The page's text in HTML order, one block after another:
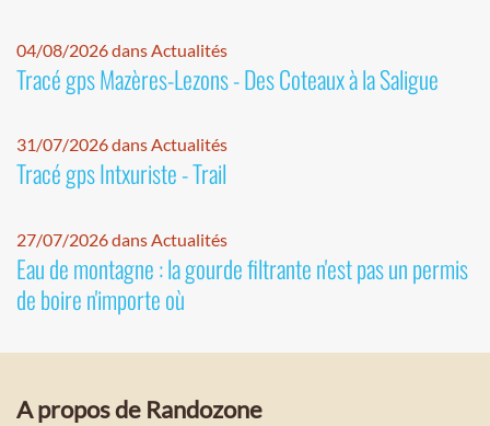
04/08/2026 dans Actualités
Tracé gps Mazères-Lezons - Des Coteaux à la Saligue
31/07/2026 dans Actualités
Tracé gps Intxuriste - Trail
27/07/2026 dans Actualités
Eau de montagne : la gourde filtrante n'est pas un permis
de boire n'importe où
A propos de Randozone